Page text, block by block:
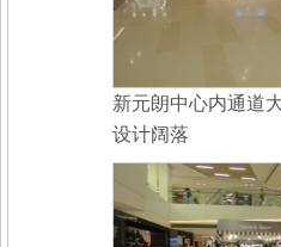
新元朗中心内通道
设计阔落